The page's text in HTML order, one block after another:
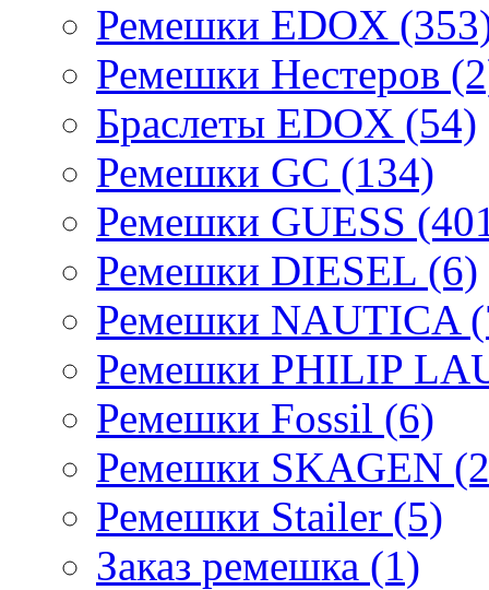
Ремешки EDOX
Ремешки Нестеров
Браслеты EDOX (54)
Ремешки GC (134)
Ремешки GUESS
Ремешки DIESEL (6)
Ремешки NAUTICA
Ремешки PHILIP
Ремешки Fossil (6)
Ремешки SKAGEN
Ремешки Stailer (5)
Заказ ремешка (1)